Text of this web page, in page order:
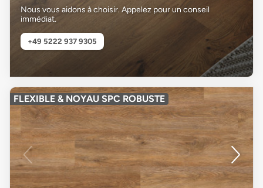
Nous vous aidons à choisir. Appelez pour un conseil
immédiat.
+49 5222 937 9305
FLEXIBLE & NOYAU SPC ROBUSTE